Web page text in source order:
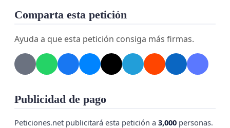
Comparta esta petición
Ayuda a que esta petición consiga más firmas.
Publicidad de pago
Peticiones.net publicitará esta petición a 3,000 personas.